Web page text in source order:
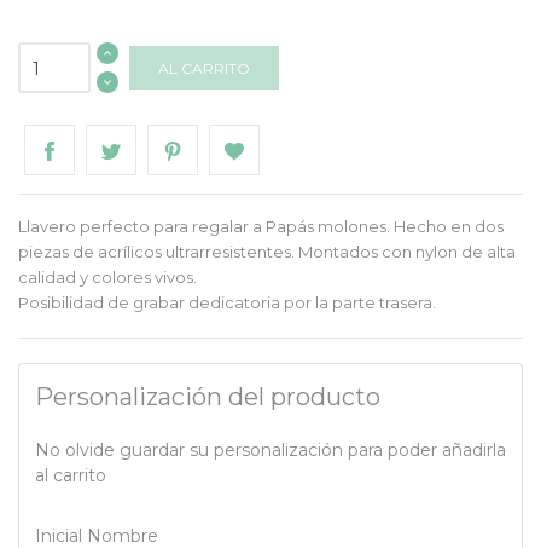
AL CARRITO
Llavero perfecto para regalar a Papás molones. Hecho en dos
piezas de acrílicos ultrarresistentes. Montados con nylon de alta
calidad y colores vivos.
Posibilidad de grabar dedicatoria por la parte trasera.
Personalización del producto
No olvide guardar su personalización para poder añadirla
al carrito
Inicial Nombre